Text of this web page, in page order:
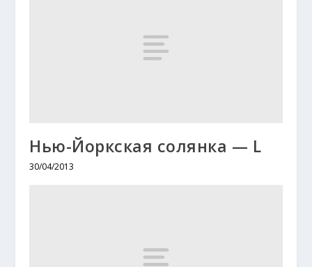
Нью-Йоркская солянка — L
30/04/2013